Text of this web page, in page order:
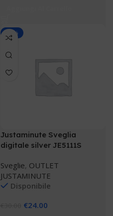
-20%
Justaminute Sveglia
digitale silver JE5111S
Sveglie, OUTLET
JUSTAMINUTE
Disponibile
€24.00